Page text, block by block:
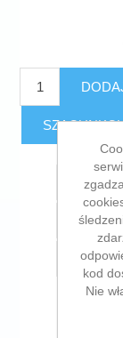
E-
kod
Nie